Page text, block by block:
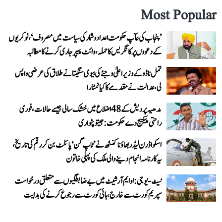
Most Popular
’پنجاب کی عآپ حکومت اعداد و شمار کی سیاست میں مصروف‘، نوکریوں
کے دعووں پر کانگریس کا حملہ، وائٹ پیپر جاری کرنے کا مطالبہ
تمل ناڈو کے وزیر اعلیٰ وجئے کی بیوی سنگیتا نے طلاق کی عرضی واپس
لی، عدالت نے مقدمے کا کیا نمٹارا
مدھیہ پردیش کے 48 اضلاع میں خشک سالی جیسے حالات، فوری
راحتی پیکیج دے حکومت: جیتو پٹواری
اسکواڈرن لیڈر بھاؤنا کنٹھ نے ’ٹاپ گن‘ پائلٹ بن کر رقم کی تاریخ،
یہ کارنامہ انجام دینے والی ملک کی پہلی خاتون
نیٹ-یو جی: او ایم آر شیٹ میں بے ضابطگیوں سے متعلق درخواست
سپریم کورٹ سے خارج، ہائی کورٹ سے رجوع کرنے کی ہدایت